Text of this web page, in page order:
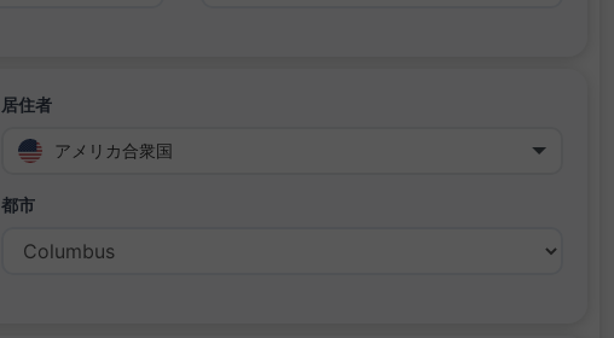
居住者
アメリカ合衆国
都市